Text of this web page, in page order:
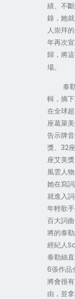
績、不
錄，她
人崇拜
年再次
歸，將
場。
泰
輯，摘
在全球
座葛萊美
告示牌音
獎、 32
座艾美
風雲人
她在寫
就進入
年輕歌
百大詞
將的泰
經紀人
泰勒絲
6張作品
將會很
由，並